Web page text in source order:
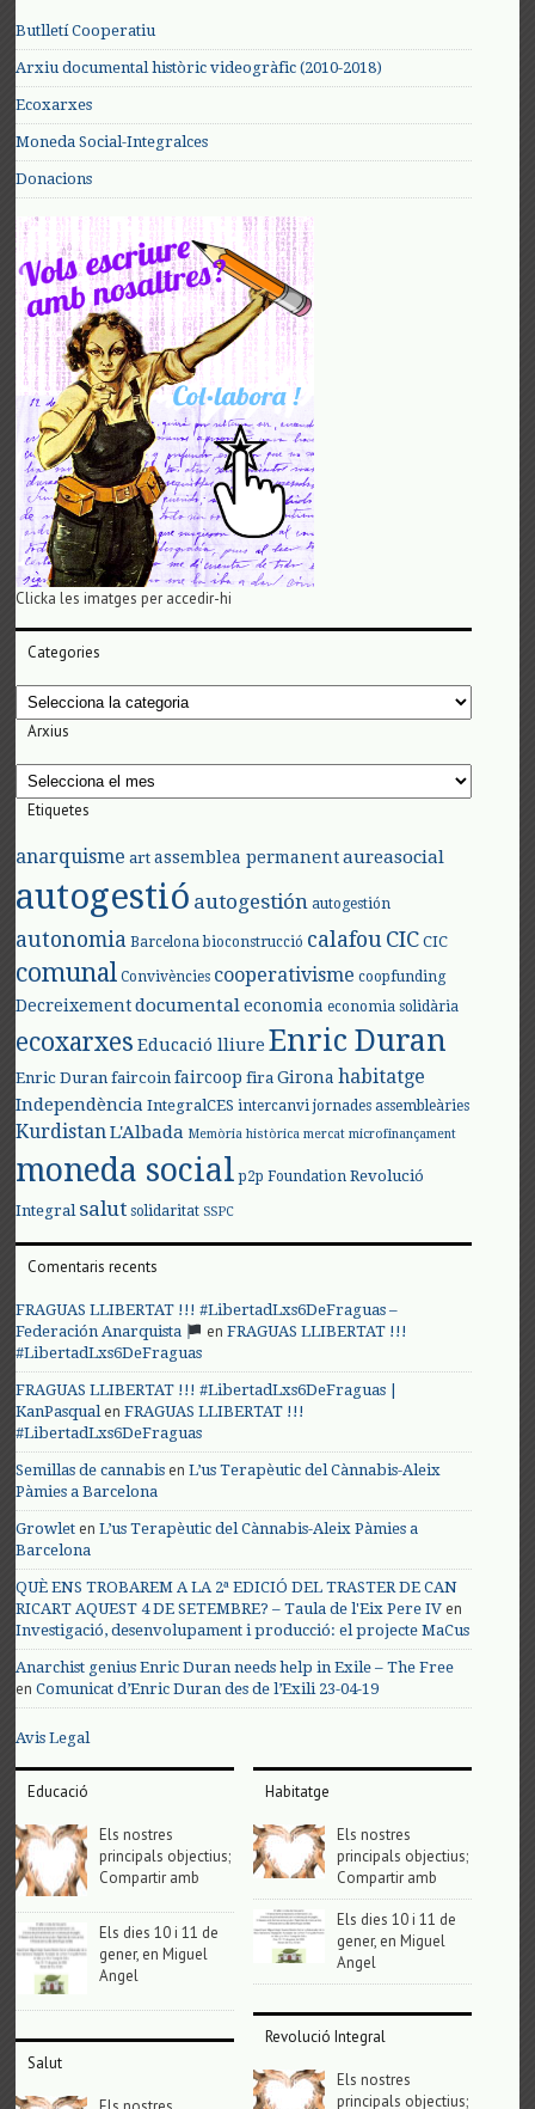
Butlletí Cooperatiu
Arxiu documental històric videogràfic (2010-2018)
Ecoxarxes
Moneda Social-Integralces
Donacions
Clicka les imatges per accedir-hi
Categories
Categories
Arxius
Arxius
Etiquetes
anarquisme art assemblea permanent aureasocial
autogestió autogestión autogestión
autonomia Barcelona bioconstrucció calafouCIC CIC
comunal Convivències cooperativisme coopfunding
Decreixement documental economia economia solidària
ecoxarxes Educació lliure Enric Duran
Enric Duran faircoin faircoop fira Girona habitatge
Independència IntegralCES intercanvi jornades assembleàries
KurdistanL'Albada Memòria històrica mercat microfinançament
moneda social p2p Foundation Revolució
Integral salut solidaritat SSPC
Comentaris recents
FRAGUAS LLIBERTAT !!! #LibertadLxs6DeFraguas –
Federación Anarquista
enFRAGUAS LLIBERTAT !!!
#LibertadLxs6DeFraguas
FRAGUAS LLIBERTAT !!! #LibertadLxs6DeFraguas |
KanPasqualenFRAGUAS LLIBERTAT !!!
#LibertadLxs6DeFraguas
Semillas de cannabis enL’us Terapèutic del Cànnabis-Aleix
Pàmies a Barcelona
Growlet enL’us Terapèutic del Cànnabis-Aleix Pàmies a
Barcelona
QUÈ ENS TROBAREM A LA 2ª EDICIÓ DEL TRASTER DE CAN
RICART AQUEST 4 DE SETEMBRE? – Taula de l'Eix Pere IV en
Investigació, desenvolupament i producció: el projecte MaCus
Anarchist genius Enric Duran needs help in Exile – The Free
enComunicat d’Enric Duran des de l’Exili 23-04-19
Avis Legal
Educació
Els nostres
principals objectius;
Compartir amb
Els dies 10 i 11 de
gener, en Miguel
Angel
Salut
Habitatge
Els nostres
principals objectius;
Compartir amb
Els dies 10 i 11 de
gener, en Miguel
Angel
Revolució Integral
Els nostres
principals objectius;